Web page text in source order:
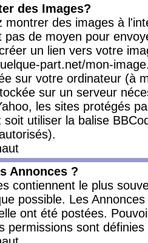
des Images?
montrer des images à
pas de moyen pour
un lien vers votre
part.net/mon-
sur votre ordinateur (à
sur un serveur
les sites protégés
soit utiliser la balise
Annonces ?
contiennent le plus
possible. Les
ont été postées.
permissions sont